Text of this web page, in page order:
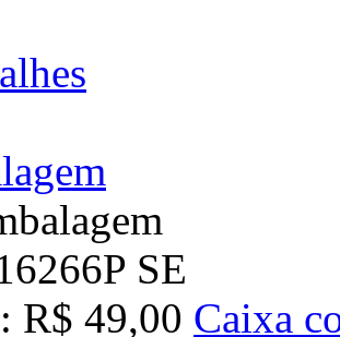
SE
R$ 49,00 Caixa